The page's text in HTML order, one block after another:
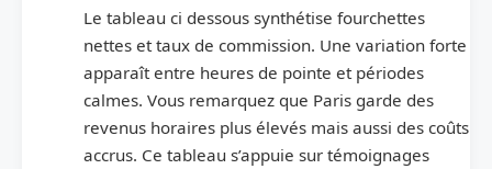
Le tableau ci dessous synthétise fourchettes
nettes et taux de commission. Une variation forte
apparaît entre heures de pointe et périodes
calmes. Vous remarquez que Paris garde des
revenus horaires plus élevés mais aussi des coûts
accrus. Ce tableau s’appuie sur témoignages